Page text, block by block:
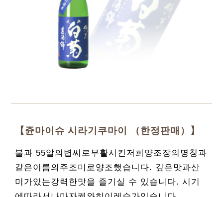
【쥰마이슈 시라기쿠마이 （한정판매）】
불과 55알의볍씨로부활시킨저희양조장의명칭과
같은이름의주조미로양조했습니다. 깊은맛과산
미가있는강력한맛을 즐기실 수 있습니다. 시기